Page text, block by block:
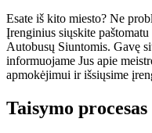
Esate iš kito miesto? Ne
Įrenginius siųskite
Autobusų Siuntomis. Gavę
informuojame Jus apie
apmokėjimui ir išsiųsime
Taisymo procesas